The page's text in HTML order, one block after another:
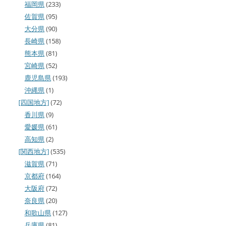
福岡県(233)
佐賀県(95)
大分県(90)
長崎県(158)
熊本県(81)
宮崎県(52)
鹿児島県(193)
沖縄県(1)
[四国地方](72)
香川県(9)
愛媛県(61)
高知県(2)
[関西地方](535)
滋賀県(71)
京都府(164)
大阪府(72)
奈良県(20)
和歌山県(127)